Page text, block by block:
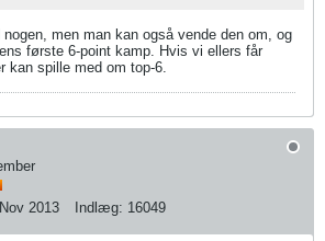
men man kan også vende den om, og
første 6-point kamp. Hvis vi ellers får
kan spille med om top-6.
Nov 2013 Indlæg: 16049